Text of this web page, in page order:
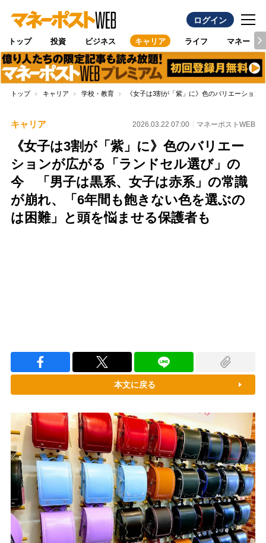
ログイン
トップ 投資 ビジネス キャリア ライフ マネー
トップ キャリア 学校・教育 《女子は3割が「紫」に》色のバリエーショ
キャリア 2026.03.22 07:00 マネーポストWEB
《女子は3割が「紫」に》色のバリエー
ションが広がる「ランドセル選び」の
今 「男子は黒系、女子は赤系」の常識
が崩れ、「6年間も飽きない色を選ぶの
は困難」と頭を悩ませる保護者も
本文に戻る